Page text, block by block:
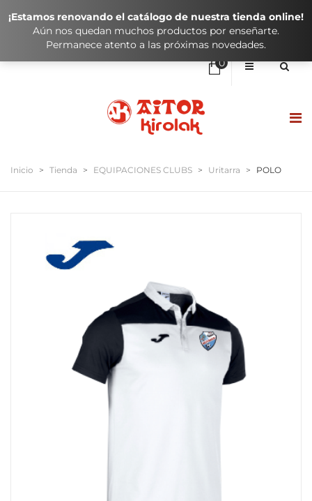
0
No hay elementos en el carrito
SUBTOTAL:
HASIERA / INICIO
IKASTOLAK / COLEGIOS
Inicio > Tienda > EQUIPACIONES CLUBS > Uritarra > POLO
¡Estamos renovando el catálogo de nuestra tienda online!
Aún nos quedan muchos productos por enseñarte.
Permanece atento a las próximas novedades.